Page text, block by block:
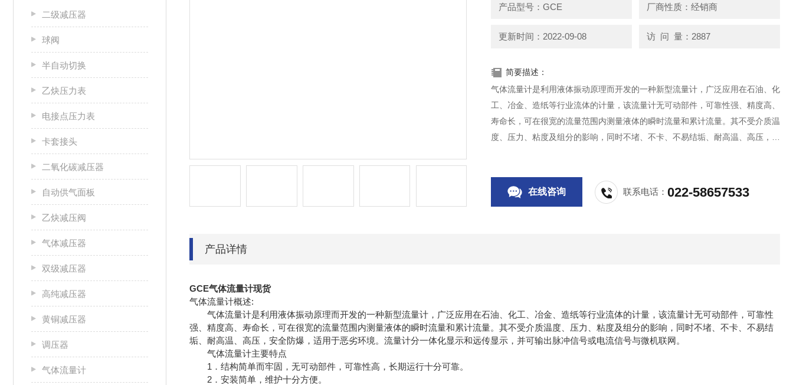
二级减压器
球阀
半自动切换
乙炔压力表
电接点压力表
卡套接头
二氧化碳减压器
自动供气面板
乙炔减压阀
气体减压器
双级减压器
高纯减压器
黄铜减压器
调压器
气体流量计
产品型号：GCE 厂商性质：经销商
更新时间：2022-09-08 访 问 量：2887
简要描述：
气体流量计是利用液体振动原理而开发的一种新型流量计，广泛应用在石油、化
工、冶金、造纸等行业流体的计量，该流量计无可动部件，可靠性强、精度高、
寿命长，可在很宽的流量范围内测量液体的瞬时流量和累计流量。其不受介质温
度、压力、粘度及组分的影响，同时不堵、不卡、不易结垢、耐高温、高压，安
在线咨询 联系电话：022-58657533
产品详情
GCE气体流量计现货
气体流量计概述:
气体流量计是利用液体振动原理而开发的一种新型流量计，广泛应用在石油、化工、冶金、造纸等行业流体的计量，该流量计无可动部件，可靠性
强、精度高、寿命长，可在很宽的流量范围内测量液体的瞬时流量和累计流量。其不受介质温度、压力、粘度及组分的影响，同时不堵、不卡、不易结
垢、耐高温、高压，安全防爆，适用于恶劣环境。流量计分一体化显示和远传显示，并可输出脉冲信号或电流信号与微机联网。
气体流量计主要特点
1．结构简单而牢固，无可动部件，可靠性高，长期运行十分可靠。
2．安装简单，维护十分方便。